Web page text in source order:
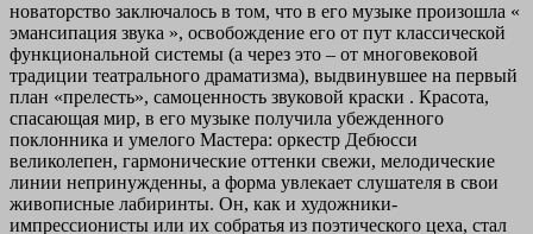
новаторство заключалось в том, что в его музыке произошла «
эмансипация звука », освобождение его от пут классической
функциональной системы (а через это – от многовековой
традиции театрального драматизма), выдвинувшее на первый
план «прелесть», самоценность звуковой краски . Красота,
спасающая мир, в его музыке получила убежденного
поклонника и умелого Мастера: оркестр Дебюсси
великолепен, гармонические оттенки свежи, мелодические
линии непринужденны, а форма увлекает слушателя в свои
живописные лабиринты. Он, как и художники-
импрессионисты или их собратья из поэтического цеха, стал